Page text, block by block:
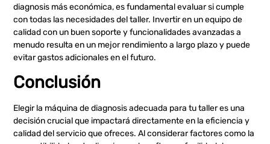
diagnosis más económica, es fundamental evaluar si cumple
con todas las necesidades del taller. Invertir en un equipo de
calidad con un buen soporte y funcionalidades avanzadas a
menudo resulta en un mejor rendimiento a largo plazo y puede
evitar gastos adicionales en el futuro.
Conclusión
Elegir la máquina de diagnosis adecuada para tu taller es una
decisión crucial que impactará directamente en la eficiencia y
calidad del servicio que ofreces. Al considerar factores como la